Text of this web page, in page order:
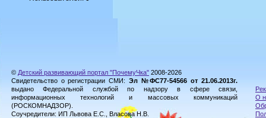
© Детский развивающий портал "ПочемуЧка" 2008-2026
Свидетельство о регистрации СМИ: Эл №ФС77-54566 от 21.06.2013г.
выдано Федеральной службой по надзору в сфере связи,
информационных технологий и массовых коммуникаций
(РОСКОМНАДЗОР).
Соучредители: ИП Львова Е.С., Власова Н.В.
О